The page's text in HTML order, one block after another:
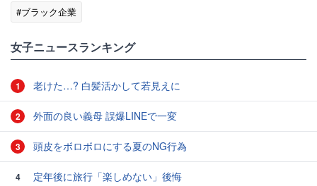
#ブラック企業
女子ニュースランキング
1 老けた…? 白髪活かして若見えに
2 外面の良い義母 誤爆LINEで一変
3 頭皮をボロボロにする夏のNG行為
4 定年後に旅行「楽しめない」後悔